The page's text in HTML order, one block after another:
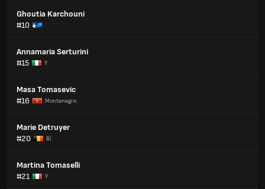
Ghoutia Karchouni
#10
Annamaria Serturini
#15
Ý
Masa Tomasevic
#16
Montenegro
Marie Detruyer
#20
Bỉ
Martina Tomaselli
#21
Ý